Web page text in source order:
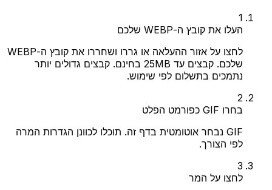
1
העלו את קובץ ה-WEBP שלכם
לחצו על אזור ההעלאה או גררו ושחררו את קובץ ה-WEBP
שלכם. קבצים עד 25MB בחינם. קבצים גדולים יותר
נתמכים בתשלום לפי שימוש.
2
בחרו GIF כפורמט הפלט
GIF נבחר אוטומטית בדף זה. תוכלו לכוונן הגדרות המרה
לפי הצורך.
3
לחצו על המר